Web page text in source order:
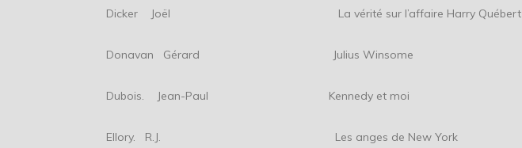
Dicker Joël La vérité sur l’affaire Harry Québert
Donavan Gérard Julius Winsome
Dubois. Jean-Paul Kennedy et moi
Ellory. R.J. Les anges de New York